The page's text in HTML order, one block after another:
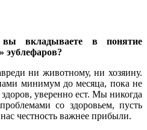
вкладываете в понятие
эублефаров?
ни животному, ни хозяину.
минимум до месяца, пока не
уверенно ест. Мы никогда
со здоровьем, пусть
честность важнее прибыли.